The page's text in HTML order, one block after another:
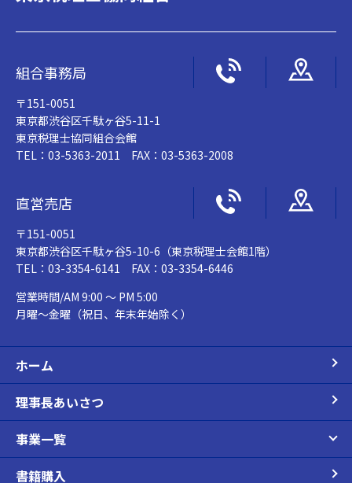
組合事務局
〒151-0051
東京都渋谷区千駄ヶ谷5-11-1
東京税理士協同組合会館
TEL：03-5363-2011 FAX：03-5363-2008
直営売店
〒151-0051
東京都渋谷区千駄ヶ谷5-10-6（東京税理士会館1階）
TEL：03-3354-6141 FAX：03-3354-6446
営業時間/AM 9:00 ～ PM 5:00
月曜～金曜（祝日、年末年始除く）
ホーム
理事長あいさつ
事業一覧
書籍購入